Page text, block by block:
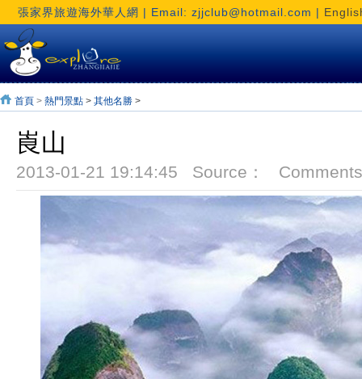
張家界旅遊海外華人網 | Email: zjjclub@hotmail.com |
首頁 > 熱門景點 > 其他名勝 >
崀山
2013-01-21 19:14:45 Source：